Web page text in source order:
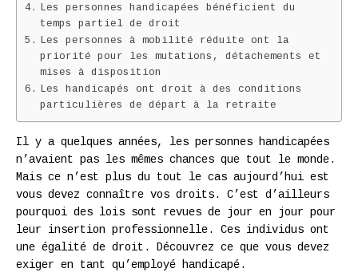
Les personnes handicapées bénéficient du
temps partiel de droit
Les personnes à mobilité réduite ont la
priorité pour les mutations, détachements et
mises à disposition
Les handicapés ont droit à des conditions
particulières de départ à la retraite
Il y a quelques années, les personnes handicapées
n’avaient pas les mêmes chances que tout le monde.
Mais ce n’est plus du tout le cas aujourd’hui est
vous devez connaître vos droits. C’est d’ailleurs
pourquoi des lois sont revues de jour en jour pour
leur insertion professionnelle. Ces individus ont
une égalité de droit. Découvrez ce que vous devez
exiger en tant qu’employé handicapé.